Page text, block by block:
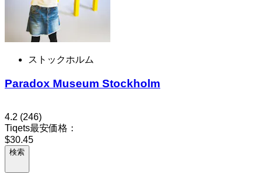
ストックホルム
Paradox Museum Stockholm
4.2 (246)
Tiqets最安価格：
$30.45
検索